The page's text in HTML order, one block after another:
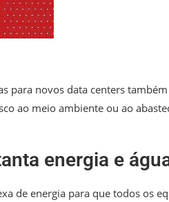
para novos data centers
ao meio ambiente ou ao
energia e
de energia para que todos os